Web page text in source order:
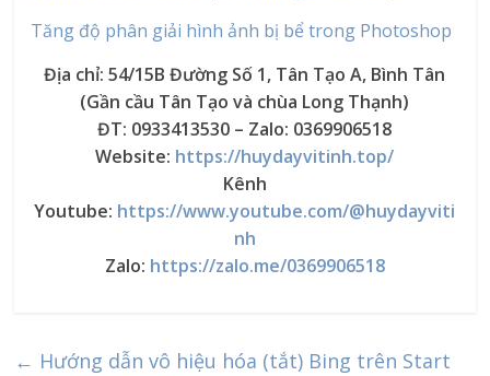
Tăng độ phân giải hình ảnh bị bể trong Photoshop
Địa chỉ: 54/15B Đường Số 1, Tân Tạo A, Bình Tân
(Gần cầu Tân Tạo và chùa Long Thạnh)
ĐT: 0933413530 – Zalo: 0369906518
Website: https://huydayvitinh.top/
Kênh
Youtube: https://www.youtube.com/@huydayviti
nh
Zalo: https://zalo.me/0369906518
← Hướng dẫn vô hiệu hóa (tắt) Bing trên Start